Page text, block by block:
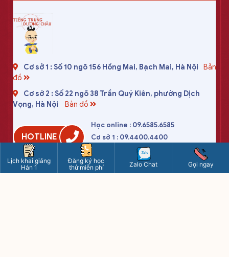
Cơ sở 1 : Số 10 ngõ 156 Hồng Mai, Bạch Mai, Hà Nội
Bản
đồ
Cơ sở 2 : Số 22 ngõ 38 Trần Quý Kiên, phường Dịch
Vọng, Hà Nội
Bản đồ
HOTLINE
Học online : 09.6585.6585
Cơ sở 1 : 09.4400.4400
Cơ sở 2 : 09.8595.8595
tiengtrungduongchau2020@gmail.com
Lịch khai giảng
Hán 1
Đăng ký học
thử miễn phí
Zalo Chat Gọi ngay